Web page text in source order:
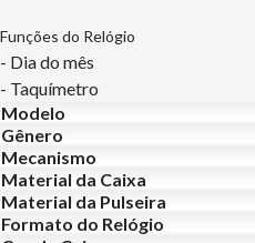
Funções do Relógio
- Dia do mês
- Taquímetro
Modelo
Gênero
Mecanismo
Material da Caixa
Material da Pulseira
Formato do Relógio